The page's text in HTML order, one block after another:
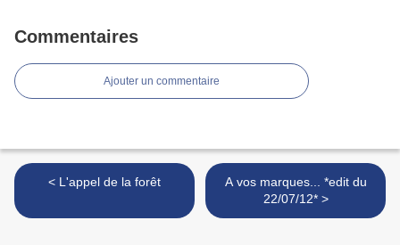
Commentaires
Ajouter un commentaire
< L'appel de la forêt
A vos marques... *edit du
22/07/12* >